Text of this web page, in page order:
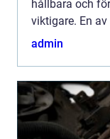
hållbara och
viktigare. En
admin